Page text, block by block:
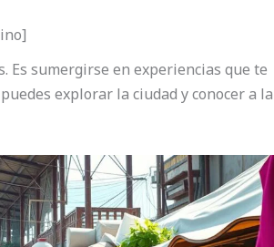
Es sumergirse en experiencias que te
explorar la ciudad y conocer a la